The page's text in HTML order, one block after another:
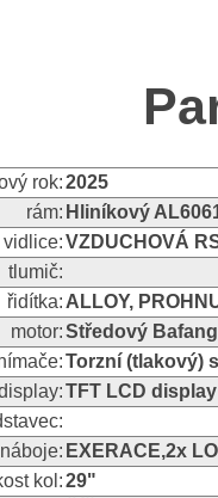
rok:2025
rám: Hliníkový
vidlice:VZDUCHOVÁ
tlumič:
řidítka: ALLOY,
motor:Středový
Torzní (tlakový)
TFT LCD
náboje: EXERACE,2x
kol:29"